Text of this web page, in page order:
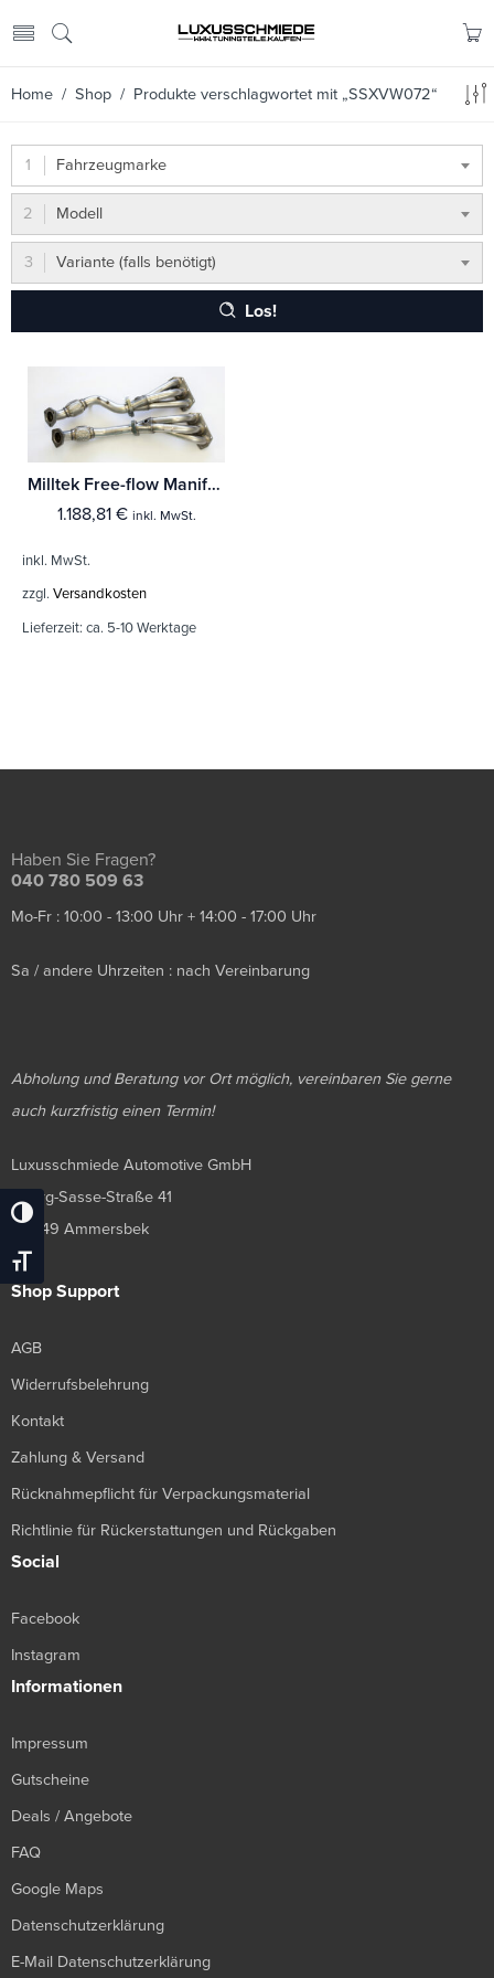
Umschalten Auf Hohe Kontraste
Schrift Vergrößern
Home / Shop / Produkte verschlagwortet mit „SSXVW072“
Fahrzeugmarke
Modell
Variante (falls benötigt)
Los!
Milltek Free-flow Manifolds Volkswagen Golf Mk4 R32 3.2 V6 4WD
1.188,81 € inkl. MwSt.
inkl. MwSt.
zzgl. Versandkosten
Lieferzeit: ca. 5-10 Werktage
Haben Sie Fragen?
040 780 509 63
Mo-Fr : 10:00 - 13:00 Uhr + 14:00 - 17:00 Uhr
Sa / andere Uhrzeiten : nach Vereinbarung
Abholung und Beratung vor Ort möglich, vereinbaren Sie gerne
auch kurzfristig einen Termin!
Luxusschmiede Automotive GmbH
Georg-Sasse-Straße 41
22949 Ammersbek
Shop Support
AGB
Widerrufsbelehrung
Kontakt
Zahlung & Versand
Rücknahmepflicht für Verpackungsmaterial
Richtlinie für Rückerstattungen und Rückgaben
Social
Facebook
Instagram
Informationen
Impressum
Gutscheine
Deals / Angebote
FAQ
Google Maps
Datenschutzerklärung
E-Mail Datenschutzerklärung